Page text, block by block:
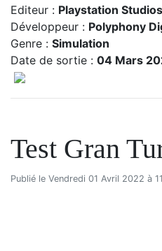
Editeur : Playstation Studios
Développeur : Polyphony
Genre : Simulation
Date de sortie : 04 Mars
Test Gran
Publié le Vendredi 01 Avril 2022 à